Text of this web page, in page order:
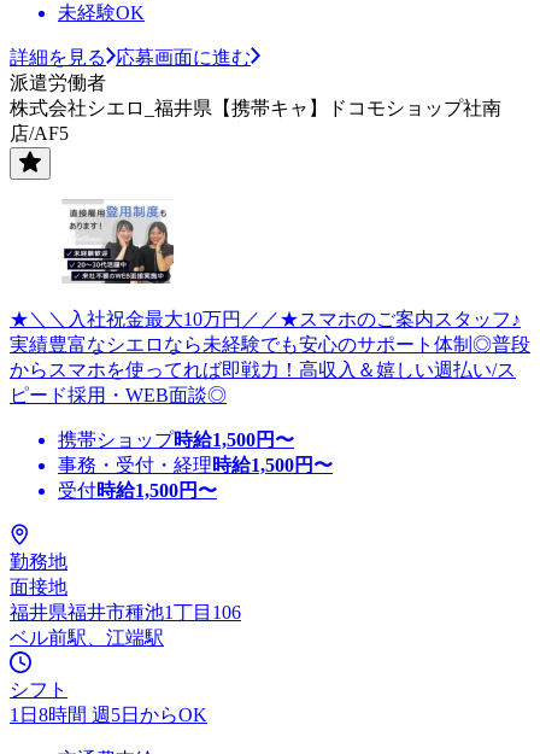
未経験OK
詳細を見る
応募画面に進む
派遣労働者
株式会社シエロ_福井県【携帯キャ】ドコモショップ社南
店/AF5
★＼＼入社祝金最大10万円／／★スマホのご案内スタッフ♪
実績豊富なシエロなら未経験でも安心のサポート体制◎普段
からスマホを使ってれば即戦力！高収入＆嬉しい週払い/ス
ピード採用・WEB面談◎
携帯ショップ時給1,500円〜
事務・受付・経理時給1,500円〜
受付時給1,500円〜
勤務地
面接地
福井県福井市種池1丁目106
ベル前駅、江端駅
シフト
1日8時間 週5日からOK